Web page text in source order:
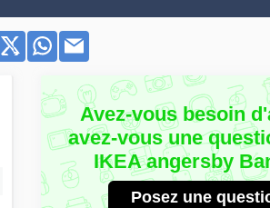
Avez-vous besoin
avez-vous une
IKEA angersby
Posez une